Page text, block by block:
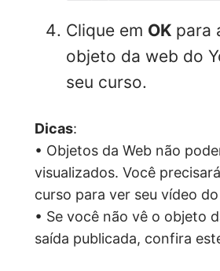
Clique em OK para
objeto da web do
seu curso.
Dicas:
• Objetos da Web não
visualizados. Você
curso para ver seu vídeo do
• Se você não vê o objeto
saída publicada, confira